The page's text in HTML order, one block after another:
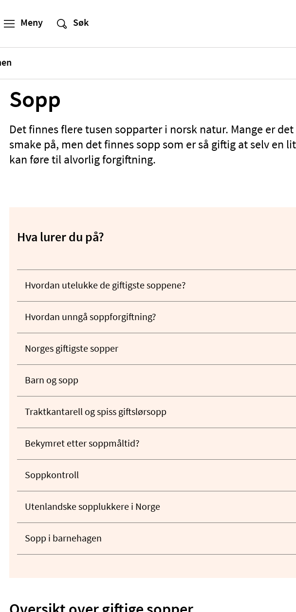
Sopp
Det finnes flere tusen sopparter i norsk natur. Mange er
smake på, men det finnes sopp som er så giftig at selv en
kan føre til alvorlig forgiftning.
Hva lurer du på?
Hvordan utelukke de giftigste soppene?
Hvordan unngå soppforgiftning?
Norges giftigste sopper
Barn og sopp
Traktkantarell og spiss giftslørsopp
Bekymret etter soppmåltid?
Soppkontroll
Utenlandske sopplukkere i Norge
Sopp i barnehagen